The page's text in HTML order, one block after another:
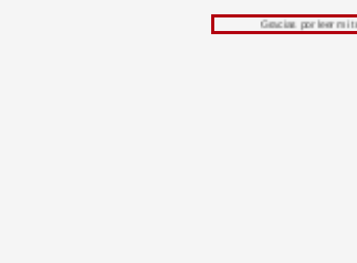
Gracias por leer mi trabajo, su